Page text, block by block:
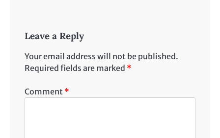
Leave a Reply
Your email address will not be published.
Required fields are marked *
Comment *